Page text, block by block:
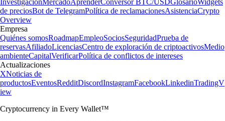
InvestigaciónMercadoAprenderConversor BTC/USDGlosarioWidgets
de preciosBot de TelegramPolítica de reclamacionesAsistenciaCrypto
Overview
Empresa
Quiénes somosRoadmapEmpleoSociosSeguridadPrueba de
reservasAfiliadoLicenciasCentro de exploración de criptoactivosMedio
ambienteCapitalVerificarPolítica de conflictos de intereses
Actualizaciones
XNoticias de
productosEventosRedditDiscordInstagramFacebookLinkedinTradingV
iew
Cryptocurrency in Every Wallet™